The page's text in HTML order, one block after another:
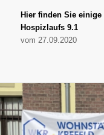
Hier finden Sie
Hospizlaufs 9.1
vom 27.09.2020